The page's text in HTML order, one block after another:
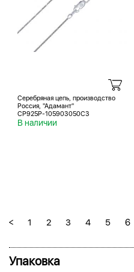
Серебряная цепь, производство
Россия, "Адамант"
СР925Р-105903050С3
В наличии
< 1 2 3 4 5 6
Упаковка